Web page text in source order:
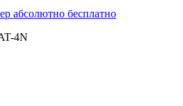
абсолютно бесплатно
4N